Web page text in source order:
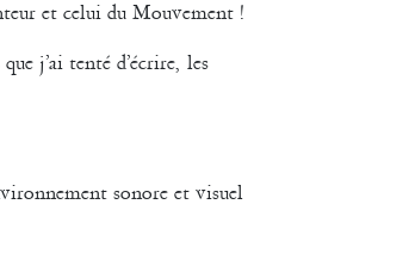
et celui du Mouvement !
j’ai tenté d’écrire, les
sonore et visuel